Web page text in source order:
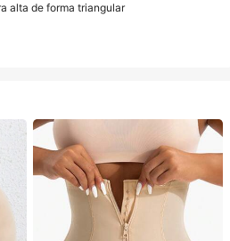
alta de forma triangular